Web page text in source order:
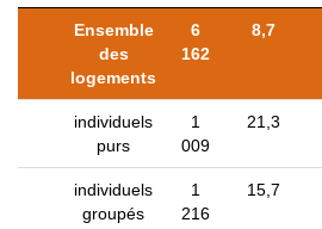
Ensemble
des
logements
6
162
8,7
individuels
purs
1
009
21,3
individuels
groupés
1
216
15,7